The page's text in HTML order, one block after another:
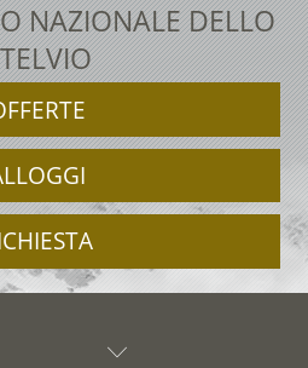
NAZIONALE DELLO